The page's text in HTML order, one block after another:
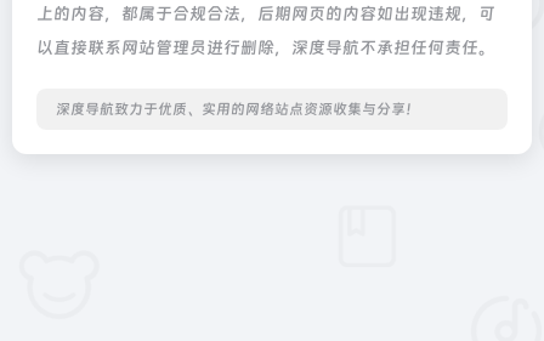
上的内容，都属于合规合法，后期网页的内容如出现违规，可
以直接联系网站管理员进行删除，深度导航不承担任何责任。
深度导航致力于优质、实用的网络站点资源收集与分享！